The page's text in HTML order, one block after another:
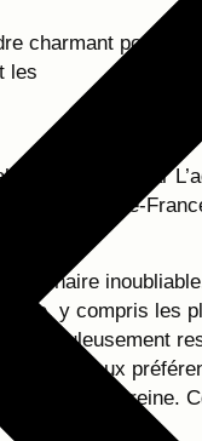
charmant pour les
les
proposé par
Merville-
culinaire
y compris
aux
sereine.